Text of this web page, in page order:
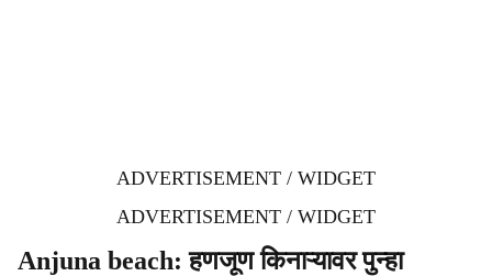
ADVERTISEMENT / WIDGET
ADVERTISEMENT / WIDGET
Anjuna beach: हणजूण किनाऱ्यावर पुन्हा